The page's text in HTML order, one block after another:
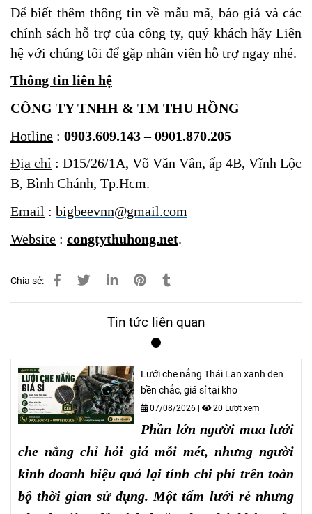
Để biết thêm thông tin về mẫu mã, báo giá và các
chính sách hỗ trợ của công ty, quý khách hãy Liên
hệ với chúng tôi để gặp nhân viên hỗ trợ ngay nhé.
Thông tin liên hệ
CÔNG TY TNHH & TM THU HỒNG
Hotline : 0903.609.143–0901.870.205
Địa chỉ : D15/26/1A, Võ Văn Vân, ấp 4B, Vĩnh Lộc
B, Bình Chánh, Tp.Hcm.
Email : bigbeevnn@gmail.com
Website : congtythuhong.net.
Chia sẻ:
Tin tức liên quan
Lưới che nắng Thái Lan xanh đen
bền chắc, giá sỉ tại kho
07/08/2026 | 20 Lượt xem
Phần lớn người mua lưới
che nắng chỉ hỏi giá mỗi mét, nhưng người
kinh doanh hiệu quả lại tính chi phí trên toàn
bộ thời gian sử dụng. Một tấm lưới rẻ nhưng